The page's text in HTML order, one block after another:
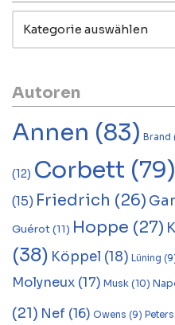
Autoren
Annen (83) Brand
(12) Corbett (79)
(15) Friedrich (26)
Guérot(11) Hoppe (27)
(38) Köppel (18) Lüning
Molyneux (17) Musk(10)
(21) Nef (16) Owens (9)